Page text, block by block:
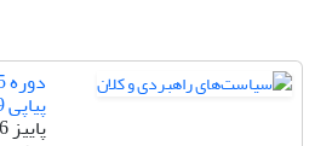
پیاپی 19
پاییز 1396